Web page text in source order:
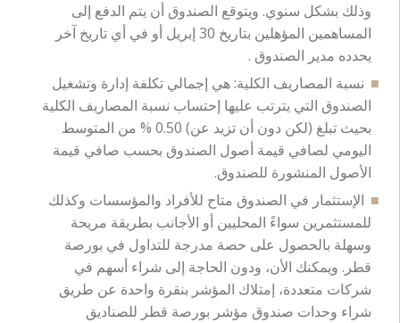
وذلك بشكل سنوي. ويتوقع الصندوق أن يتم الدفع إلى
المساهمين المؤهلين بتاريخ 30 إبريل أو في أي تاريخ آخر
يحدده مدير الصندوق .
نسبة المصاريف الكلية: هي إجمالي تكلفة إدارة وتشغيل
الصندوق التي يترتب عليها إحتساب نسبة المصاريف الكلية
بحيث تبلغ (لكن دون أن تزيد عن) 0.50 % من المتوسط
اليومي لصافي قيمة أصول الصندوق بحسب صافي قيمة
الأصول المنشورة للصندوق.
الإستثمار في الصندوق متاح للأفراد والمؤسسات وكذلك
للمستثمرين سواءً المحليين أو الأجانب بطريقة مريحة
وسهلة بالحصول على حصة مدرجة للتداول في بورصة
قطر. ويمكنك الأن، ودون الحاجة إلى شراء أسهم في
شركات متعددة، إمتلاك المؤشر بنقرة واحدة عن طريق
شراء وحدات صندوق مؤشر بورصة قطر للصناديق